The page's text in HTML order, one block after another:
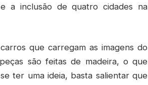
a inclusão de quatro cidades na
que carregam as imagens do
são feitas de madeira, o que
ter uma ideia, basta salientar que